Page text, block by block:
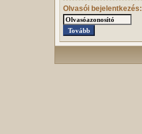
Olvasói bejelentkezés: